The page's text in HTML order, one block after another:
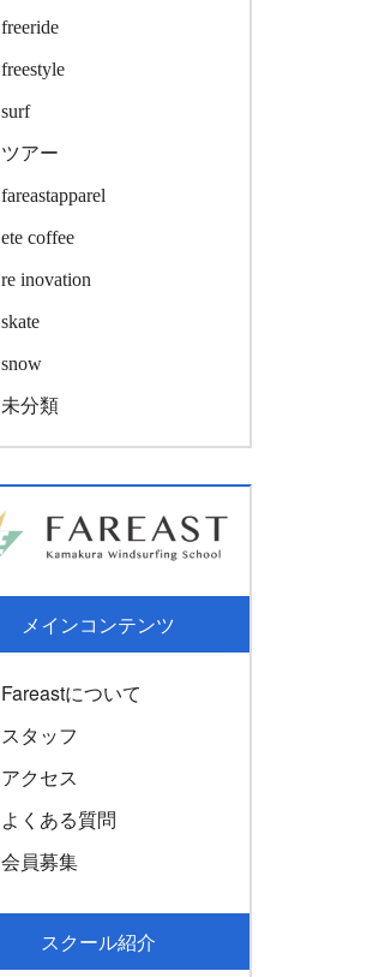
freeride
freestyle
surf
ツアー
fareastapparel
ete coffee
re inovation
skate
snow
未分類
メインコンテンツ
Fareastについて
スタッフ
アクセス
よくある質問
会員募集
スクール紹介